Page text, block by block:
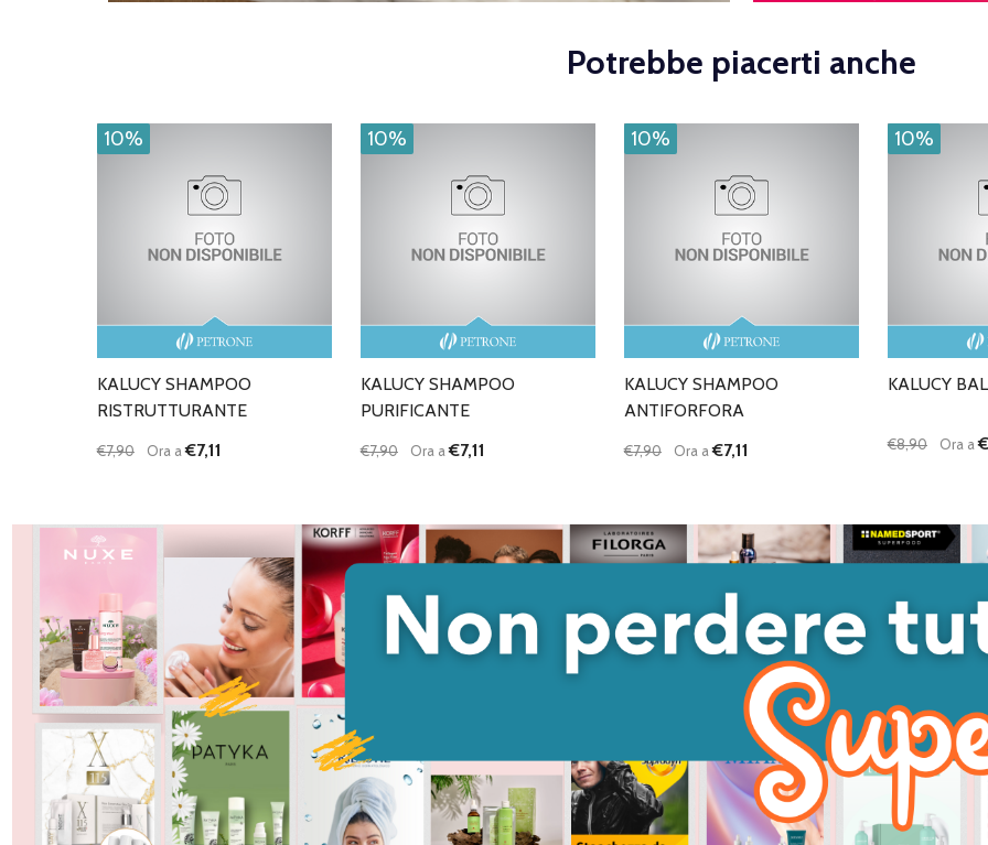
Potrebbe piacerti anche
10%
KALUCY SHAMPOO
RISTRUTTURANTE
€7,90 Ora a€7,11
10%
KALUCY SHAMPOO
PURIFICANTE
€7,90 Ora a€7,11
10%
KALUCY SHAMPOO
ANTIFORFORA
€7,90 Ora a€7,11
10%
KALUCY
€8,90 Ora a